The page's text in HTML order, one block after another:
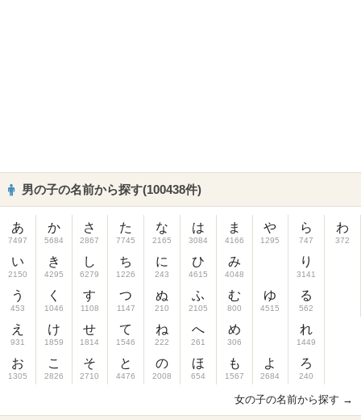
男の子の名前から探す(100438件)
あ
7497
い
2150
う
453
え
931
お
1305
か
5684
き
4295
く
1046
け
1859
こ
2826
さ
2867
し
6279
す
1108
せ
1814
そ
2710
た
7745
ち
1226
つ
1147
て
1546
と
4476
な
2165
に
243
ぬ
210
ね
222
の
2008
は
3084
ひ
4615
ふ
2105
へ
261
ほ
654
ま
4166
み
4048
む
800
め
306
も
1567
や
1295
ゆ
4515
よ
2684
ら
747
り
3141
る
562
れ
1449
ろ
240
わ
372
女の子の名前から探す →